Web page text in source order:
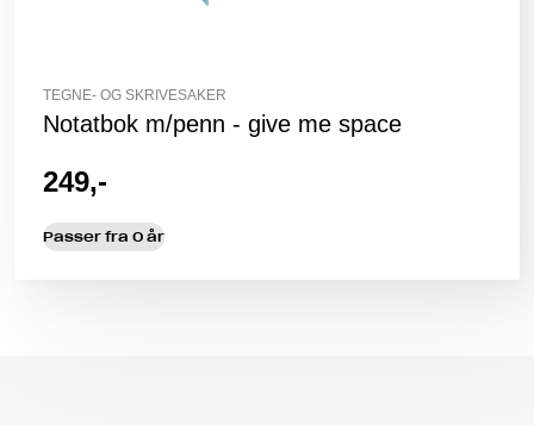
TEGNE- OG SKRIVESAKER
Notatbok m/penn - give me space
249,-
Passer fra 0 år